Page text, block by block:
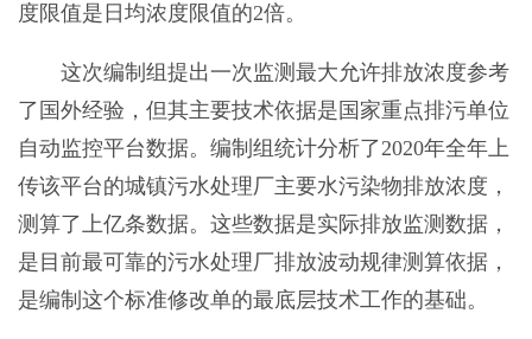
度限值是日均浓度限值的2倍。
这次编制组提出一次监测最大允许排放浓度参考
了国外经验，但其主要技术依据是国家重点排污单位
自动监控平台数据。编制组统计分析了2020年全年上
传该平台的城镇污水处理厂主要水污染物排放浓度，
测算了上亿条数据。这些数据是实际排放监测数据，
是目前最可靠的污水处理厂排放波动规律测算依据，
是编制这个标准修改单的最底层技术工作的基础。